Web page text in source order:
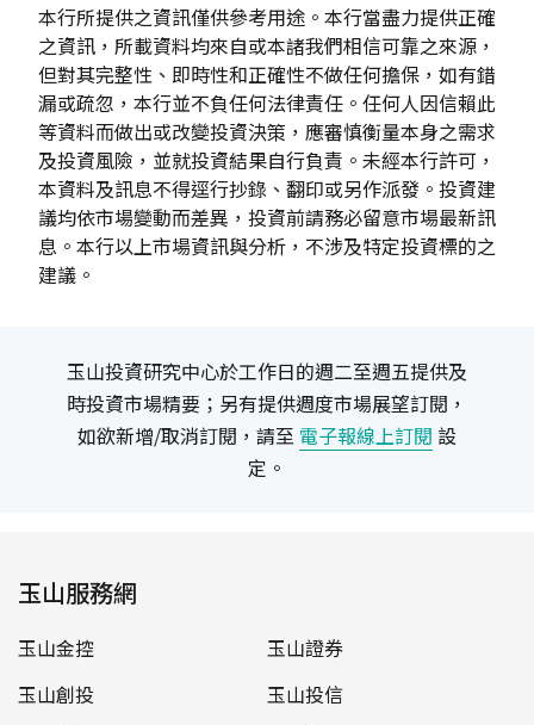
本行所提供之資訊僅供參考用途。本行當盡力提供正確
之資訊，所載資料均來自或本諸我們相信可靠之來源，
但對其完整性、即時性和正確性不做任何擔保，如有錯
漏或疏忽，本行並不負任何法律責任。任何人因信賴此
等資料而做出或改變投資決策，應審慎衡量本身之需求
及投資風險，並就投資結果自行負責。未經本行許可，
本資料及訊息不得逕行抄錄、翻印或另作派發。投資建
議均依市場變動而差異，投資前請務必留意市場最新訊
息。本行以上市場資訊與分析，不涉及特定投資標的之
建議。
玉山投資研究中心於工作日的週二至週五提供及
時投資市場精要；另有提供週度市場展望訂閱，
如欲新增/取消訂閱，請至 電子報線上訂閱 設
定。
玉山服務網
玉山金控
玉山證券
玉山創投
玉山投信